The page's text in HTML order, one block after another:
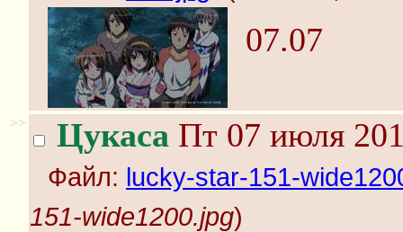
07.07
>> Цукаса Пт 07 июля
Файл: lucky-star-151-
151-wide1200.jpg)